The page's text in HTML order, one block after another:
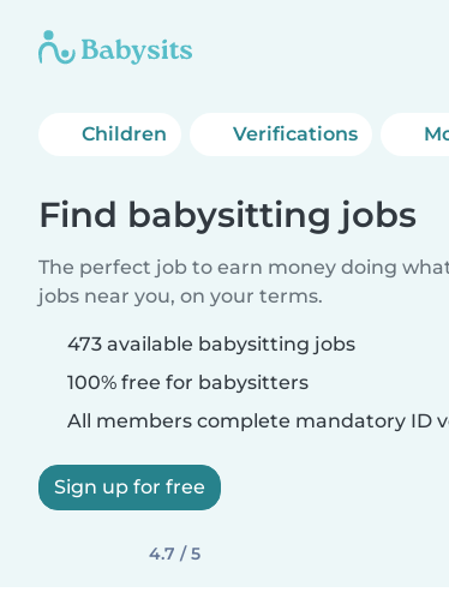
Children Verifications
Find babysitting jobs
The perfect job to earn money doing
jobs near you, on your terms.
473 available babysitting jobs
100% free for babysitters
All members complete mandatory ID
Sign up for free
4.7 / 5